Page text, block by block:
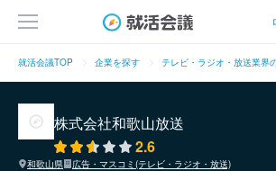
就活会議TOP 企業を探す テレビ・ラジオ・放送業界
株式会社和歌山放送
2.6
和歌山県
広告・マスコミ(テレビ・ラジオ・放送)